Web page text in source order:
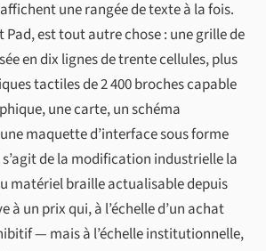
une rangée de texte à la fois.
Pad, est tout autre chose : une grille de
en dix lignes de trente cellules, plus
tactiles de 2 400 broches capable
une carte, un schéma
maquette d’interface sous forme
s’agit de la modification industrielle la
matériel braille actualisable depuis
à un prix qui, à l’échelle d’un achat
— mais à l’échelle institutionnelle,